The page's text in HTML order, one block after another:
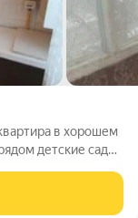
в хорошем
детские сады,
теплая,